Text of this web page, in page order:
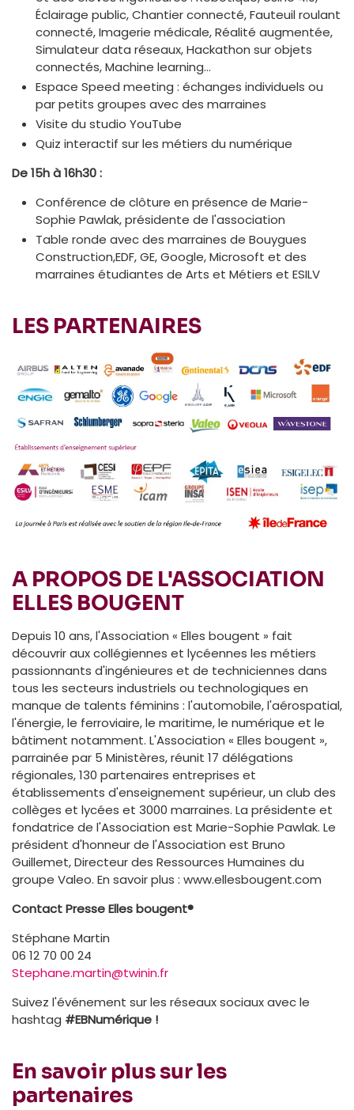
Éclairage public, Chantier connecté, Fauteuil roulant
connecté, Imagerie médicale, Réalité augmentée,
Simulateur data réseaux, Hackathon sur objets
connectés, Machine learning…
Espace Speed meeting : échanges individuels ou
par petits groupes avec des marraines
Visite du studio YouTube
Quiz interactif sur les métiers du numérique
De 15h à 16h30 :
Conférence de clôture en présence de Marie-
Sophie Pawlak, présidente de l'association
Table ronde avec des marraines de Bouygues
Construction,EDF, GE, Google, Microsoft et des
marraines étudiantes de Arts et Métiers et ESILV
LES PARTENAIRES
A PROPOS DE L'ASSOCIATION
ELLES BOUGENT
Depuis 10 ans, l'Association « Elles bougent » fait
découvrir aux collégiennes et lycéennes les métiers
passionnants d'ingénieures et de techniciennes dans
tous les secteurs industriels ou technologiques en
manque de talents féminins : l'automobile, l'aérospatial,
l'énergie, le ferroviaire, le maritime, le numérique et le
bâtiment notamment. L'Association « Elles bougent »,
parrainée par 5 Ministères, réunit 17 délégations
régionales, 130 partenaires entreprises et
établissements d'enseignement supérieur, un club des
collèges et lycées et 3000 marraines. La présidente et
fondatrice de l'Association est Marie-Sophie Pawlak. Le
président d'honneur de l'Association est Bruno
Guillemet, Directeur des Ressources Humaines du
groupe Valeo. En savoir plus : www.ellesbougent.com
Contact PresseElles bougent®
Stéphane Martin
06 12 70 00 24
Stephane.martin@twinin.fr
Suivez l'événement sur les réseaux sociaux avec le
hashtag #EBNumérique !
En savoir plus sur les
partenaires